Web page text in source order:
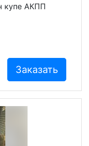
купе АКПП
Заказать